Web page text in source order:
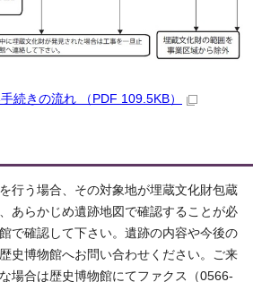
続きの流れ （PDF 109.5KB）
行う場合、その対象地が埋蔵文化財包蔵
あらかじめ遺跡地図で確認することが必
で確認して下さい。遺跡の内容や今後の
史博物館へお問い合わせください。ご来
場合は歴史博物館にてファクス（0566-